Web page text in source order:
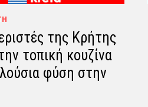
της Κρήτης
τοπική κουζίνα
φύση στην